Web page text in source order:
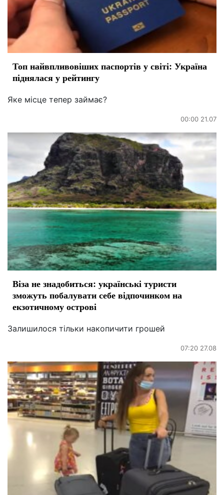
Топ найвпливовіших паспортів у світі: Україна
піднялася у рейтингу
Яке місце тепер займає?
00:00 21.07
Віза не знадобиться: українські туристи
зможуть побалувати себе відпочинком на
екзотичному острові
Залишилося тільки накопичити грошей
07:20 27.08